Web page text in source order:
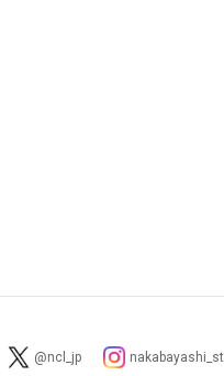
@ncl_jp nakabayashi_st